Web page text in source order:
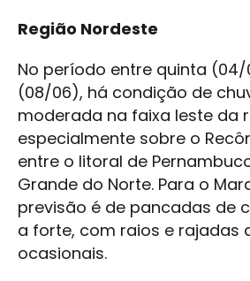
Região Nordeste
No período entre quinta
(08/06), há condição de
moderada na faixa leste da
especialmente sobre o
entre o litoral de
Grande do Norte. Para o
previsão é de pancadas de
a forte, com raios e rajadas
ocasionais.